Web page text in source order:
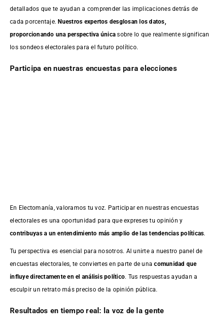
detallados que te ayudan a comprender las implicaciones detrás de
cada porcentaje.Nuestros expertos desglosan los datos,
proporcionando una perspectiva única sobre lo que realmente significan
los sondeos electorales para el futuro político.
Participa en nuestras encuestas para elecciones
En Electomanía, valoramos tu voz. Participar en nuestras encuestas
electorales es una oportunidad para que expreses tu opinión y
contribuyas a un entendimiento más amplio de las tendencias políticas.
Tu perspectiva es esencial para nosotros. Al unirte a nuestro panel de
encuestas electorales, te conviertes en parte de unacomunidad que
influye directamente en el análisis político. Tus respuestas ayudan a
esculpir un retrato más preciso de la opinión pública.
Resultados en tiempo real: la voz de la gente